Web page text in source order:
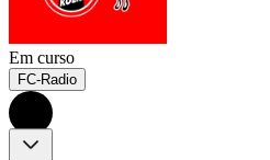
Em curso
FC-Radio